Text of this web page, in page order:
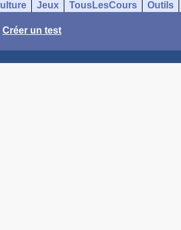
Jeux TousLesCours Outils
Créer un test